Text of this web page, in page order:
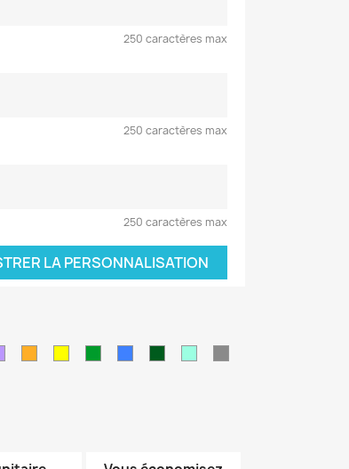
250 caractères max
250 caractères max
250 caractères max
LA PERSONNALISATION